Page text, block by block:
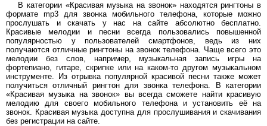
В категории «Красивая музыка на звонок» находятся рингтоны в
формате mp3 для звонка мобильного телефона, которые можно
прослушать и скачать у нас на сайте абсолютно бесплатно.
Красивые мелодии и песни всегда пользовались повышенной
популярностью у пользователей смартфонов, ведь из них
получаются отличные рингтоны на звонок телефона. Чаще всего это
мелодии без слов, например, музыкальная запись игры на
фортепиано, гитаре, скрипке или на каком-то другом музыкальном
инструменте. Из отрывка популярной красивой песни также может
получиться отличный рингтон для звонка телефона. В категории
«Красивая музыка на звонок» вы всегда сможете найти красивую
мелодию для своего мобильного телефона и установить её на
звонок. Красивая музыка доступна для прослушивания и скачивания
без регистрации на сайте.